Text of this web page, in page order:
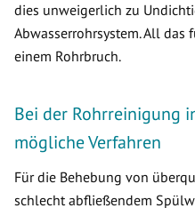
dies unweigerlich zu
Abwasserrohrsystem. All
einem Rohrbruch.
Bei der Rohrreinigung
mögliche Verfahren
Für die Behebung von
schlecht abfließendem